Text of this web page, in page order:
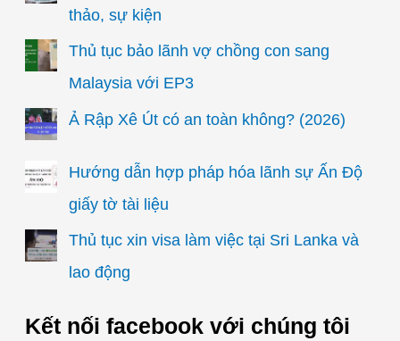
thảo, sự kiện
Thủ tục bảo lãnh vợ chồng con sang
Malaysia với EP3
Ả Rập Xê Út có an toàn không? (2026)
Hướng dẫn hợp pháp hóa lãnh sự Ấn Độ
giấy tờ tài liệu
Thủ tục xin visa làm việc tại Sri Lanka và
lao động
Kết nối facebook với chúng tôi